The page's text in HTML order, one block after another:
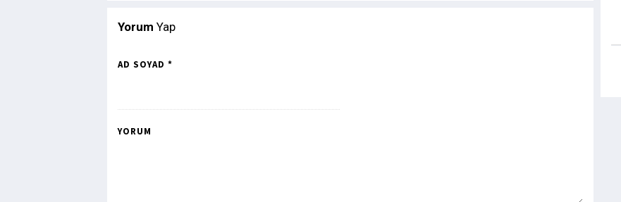
Yorum Yap
AD SOYAD *
YORUM